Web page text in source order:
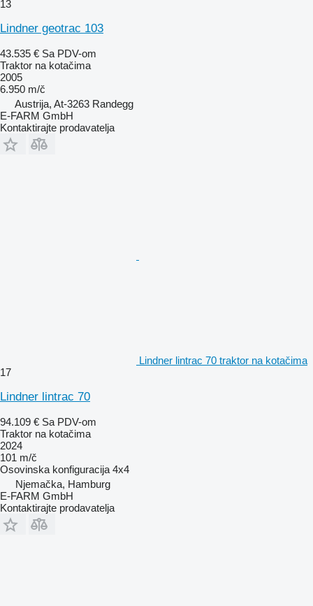
13
Lindner geotrac 103
43.535 € Sa PDV-om
Traktor na kotačima
2005
6.950 m/č
Austrija, At-3263 Randegg
E-FARM GmbH
Kontaktirajte prodavatelja
Lindner lintrac 70 traktor na kotačima
17
Lindner lintrac 70
94.109 € Sa PDV-om
Traktor na kotačima
2024
101 m/č
Osovinska konfiguracija 4x4
Njemačka, Hamburg
E-FARM GmbH
Kontaktirajte prodavatelja